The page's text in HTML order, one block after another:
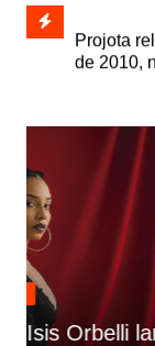
e abre
autoral,
de 2010,
Destaque
Rashid